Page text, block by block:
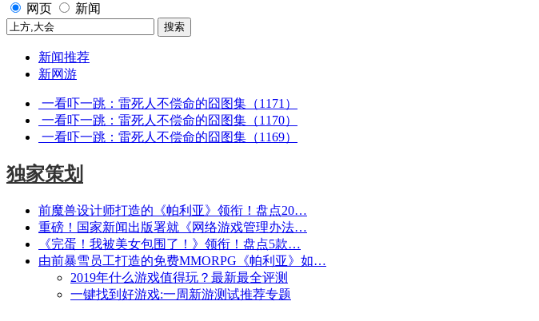
网页 新闻
新闻推荐
新网游
一看吓一跳：雷死人不偿命的囧图集（1171）
一看吓一跳：雷死人不偿命的囧图集（1170）
一看吓一跳：雷死人不偿命的囧图集（1169）
独家策划
前魔兽设计师打造的《帕利亚》领衔！盘点20…
重磅！国家新闻出版署就《网络游戏管理办法…
《完蛋！我被美女包围了！》领衔！盘点5款…
由前暴雪员工打造的免费MMORPG《帕利亚》如…
2019年什么游戏值得玩？最新最全评测
一键找到好游戏:一周新游测试推荐专题